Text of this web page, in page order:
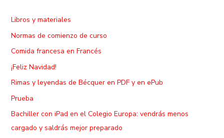
Libros y materiales
Normas de comienzo de curso
Comida francesa en Francés
¡Feliz Navidad!
Rimas y leyendas de Bécquer en PDF y en ePub
Prueba
Bachiller con iPad en el Colegio Europa: vendrás menos
cargado y saldrás mejor preparado